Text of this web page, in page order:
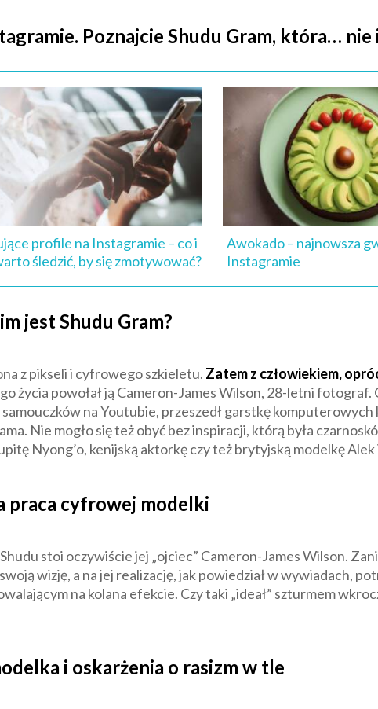
Poznajcie Shudu Gram, która… nie
profile na Instagramie – co i
śledzić, by się zmotywować?
Awokado – najnowsza
Instagramie
jest Shudu Gram?
z pikseli i cyfrowego szkieletu. Zatem z człowiekiem,
życia powołał ją Cameron-James Wilson, 28-letni fotograf.
na Youtubie, przeszedł garstkę
Nie mogło się też obyć bez inspiracji, którą była
Nyong’o, kenijską aktorkę czy też brytyjską modelkę
praca cyfrowej modelki
stoi oczywiście jej „ojciec” Cameron-James Wilson.
wizję, a na jej realizację, jak powiedział w wywiadach,
na kolana efekcie. Czy taki „ideał” szturmem
i oskarżenia o rasizm w tle